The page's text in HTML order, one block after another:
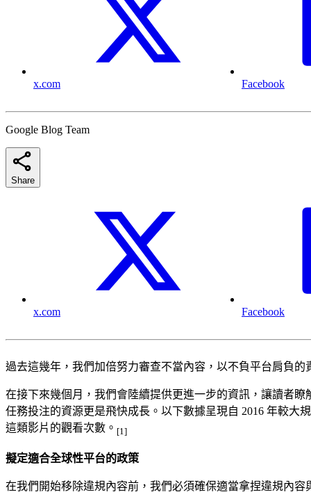
x.com Facebook
Google Blog Team
Share
x.com Facebook
過去這幾年，我們加倍努力審查不當內容，以不負平台肩負
在接下來幾個月，我們會陸續提供更進一步的資訊，讓讀者
任務投注的資源更是飛快成長。以下數據呈現自 2016 年較大
這類影片的觀看次數。 [1]
擬定適合全球性平台的政策
在我們開始移除違規內容前，我們必須確保適當拿捏違規內